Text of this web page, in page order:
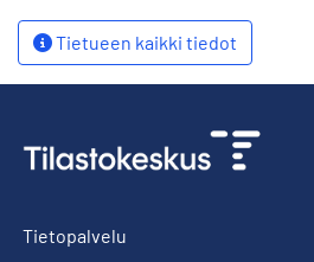
Tietueen kaikki tiedot
Tietopalvelu